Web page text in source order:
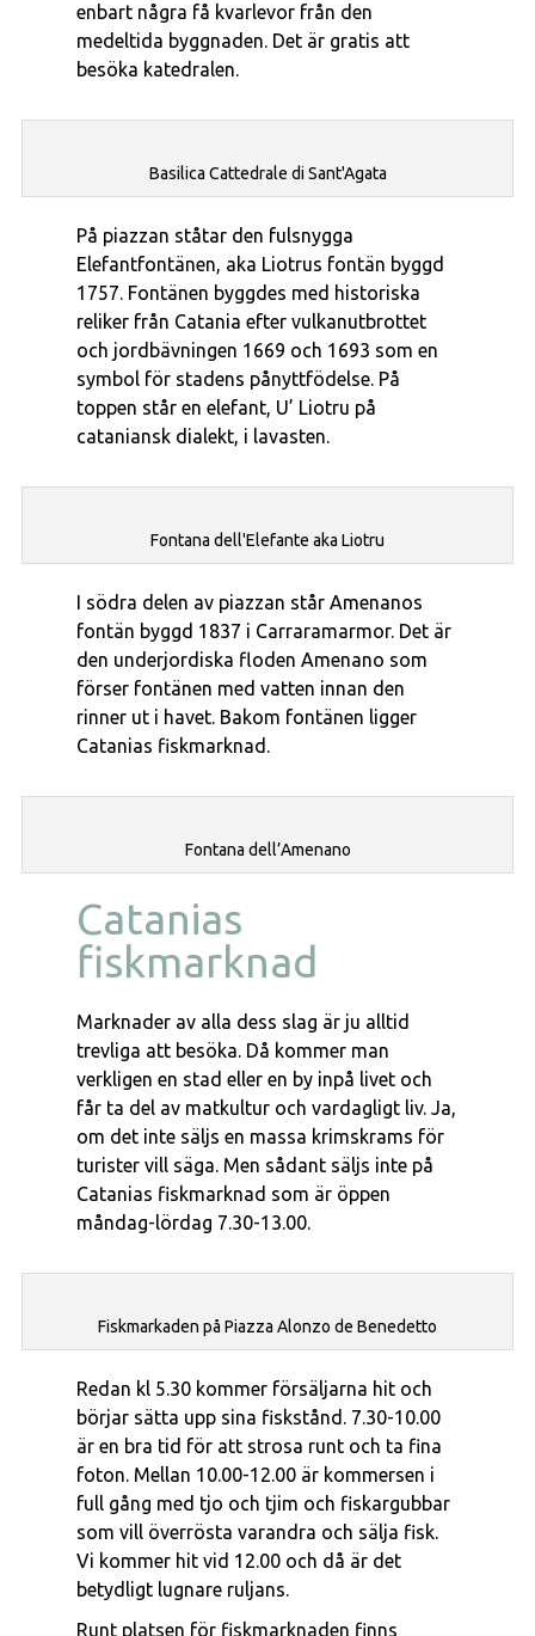
enbart några få kvarlevor från den
medeltida byggnaden. Det är gratis att
besöka katedralen.
Basilica Cattedrale di Sant'Agata
På piazzan ståtar den fulsnygga
Elefantfontänen, aka Liotrus fontän byggd
1757. Fontänen byggdes med historiska
reliker från Catania efter vulkanutbrottet
och jordbävningen 1669 och 1693 som en
symbol för stadens pånyttfödelse. På
toppen står en elefant, U’ Liotru på
cataniansk dialekt, i lavasten.
Fontana dell'Elefante aka Liotru
I södra delen av piazzan står Amenanos
fontän byggd 1837 i Carraramarmor. Det är
den underjordiska floden Amenano som
förser fontänen med vatten innan den
rinner ut i havet. Bakom fontänen ligger
Catanias fiskmarknad.
Fontana dell’Amenano
Catanias
fiskmarknad
Marknader av alla dess slag är ju alltid
trevliga att besöka. Då kommer man
verkligen en stad eller en by inpå livet och
får ta del av matkultur och vardagligt liv. Ja,
om det inte säljs en massa krimskrams för
turister vill säga. Men sådant säljs inte på
Catanias fiskmarknad som är öppen
måndag-lördag 7.30-13.00.
Fiskmarkaden på Piazza Alonzo de Benedetto
Redan kl 5.30 kommer försäljarna hit och
börjar sätta upp sina fiskstånd. 7.30-10.00
är en bra tid för att strosa runt och ta fina
foton. Mellan 10.00-12.00 är kommersen i
full gång med tjo och tjim och fiskargubbar
som vill överrösta varandra och sälja fisk.
Vi kommer hit vid 12.00 och då är det
betydligt lugnare ruljans.
Runt platsen för fiskmarknaden finns